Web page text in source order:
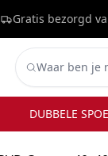
Gratis bezorgd
DUBBELE